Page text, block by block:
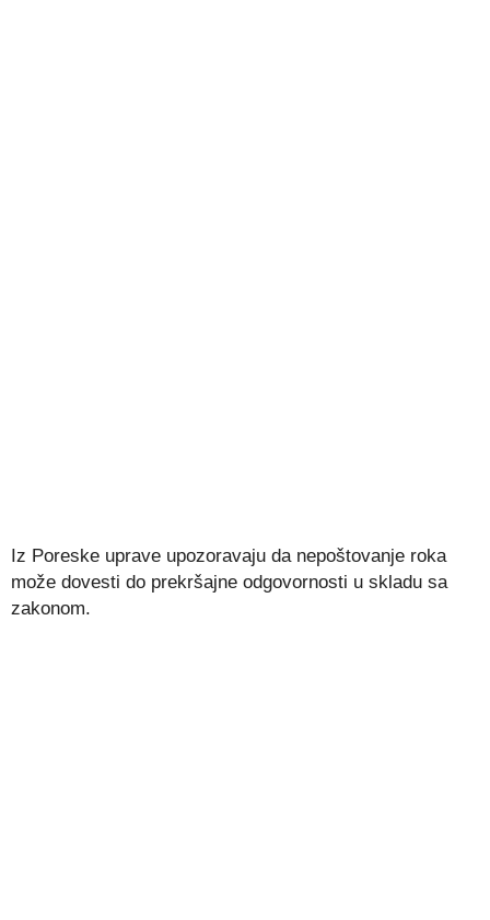
Iz Poreske uprave upozoravaju da nepoštovanje roka
može dovesti do prekršajne odgovornosti u skladu sa
zakonom.